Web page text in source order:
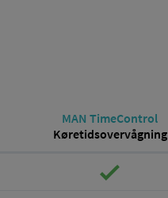
MAN TimeControl
Køretidsovervågning